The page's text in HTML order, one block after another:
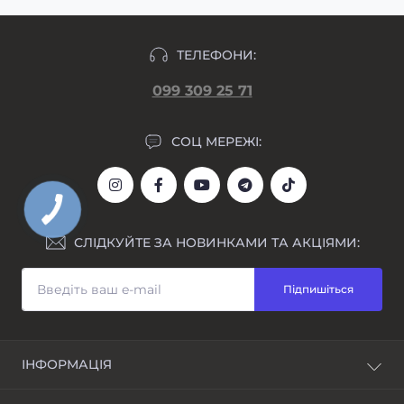
ТЕЛЕФОНИ:
099 309 25 71
СОЦ МЕРЕЖІ:
СЛІДКУЙТЕ ЗА НОВИНКАМИ ТА АКЦІЯМИ:
Підпишіться
ІНФОРМАЦІЯ